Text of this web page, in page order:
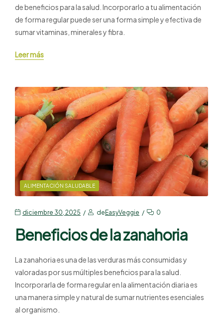
de beneficios para la salud. Incorporarlo a tu alimentación
de forma regular puede ser una forma simple y efectiva de
sumar vitaminas, minerales y fibra.
Leer más
ALIMENTACIÓN SALUDABLE
diciembre 30, 2025 de EasyVeggie 0
Beneficios de la zanahoria
La zanahoria es una de las verduras más consumidas y
valoradas por sus múltiples beneficios para la salud.
Incorporarla de forma regular en la alimentación diaria es
una manera simple y natural de sumar nutrientes esenciales
al organismo.